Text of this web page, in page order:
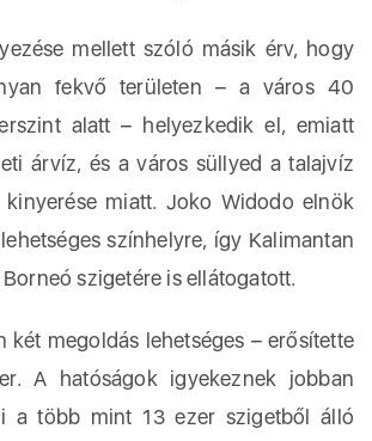
mellett szóló másik érv, hogy
fekvő területen – a város 40
alatt – helyezkedik el, emiatt
árvíz, és a város süllyed a talajvíz
miatt. Joko Widodo elnök
színhelyre, így Kalimantan
szigetére is ellátogatott.
két megoldás lehetséges – erősítette
A hatóságok igyekeznek jobban
a több mint 13 ezer szigetből álló